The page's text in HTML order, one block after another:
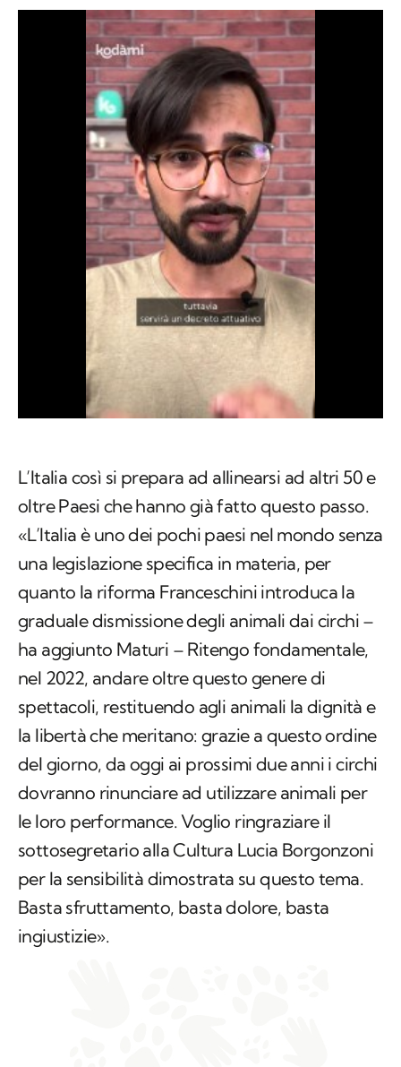
L’Italia così si prepara ad allinearsi ad altri 50 e
oltre Paesi che hanno già fatto questo passo.
«L’Italia è uno dei pochi paesi nel mondo senza
una legislazione specifica in materia, per
quanto la riforma Franceschini introduca la
graduale dismissione degli animali dai circhi –
ha aggiunto Maturi – Ritengo fondamentale,
nel 2022, andare oltre questo genere di
spettacoli, restituendo agli animali la dignità e
la libertà che meritano: grazie a questo ordine
del giorno, da oggi ai prossimi due anni i circhi
dovranno rinunciare ad utilizzare animali per
le loro performance. Voglio ringraziare il
sottosegretario alla Cultura Lucia Borgonzoni
per la sensibilità dimostrata su questo tema.
Basta sfruttamento, basta dolore, basta
ingiustizie».